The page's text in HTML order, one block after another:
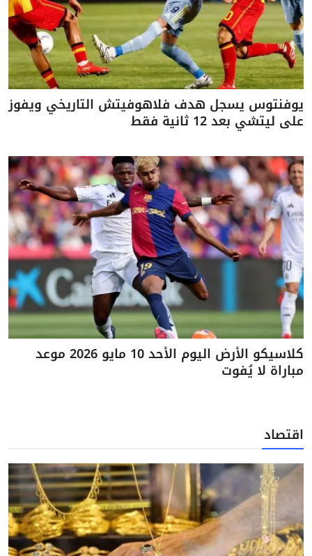
يوفنتوس يسجل هدف فلاهوفيتش التاريخي ويفوز
على ليتشي بعد 12 ثانية فقط
كلاسيكو الأرض اليوم الأحد 10 مايو 2026 موعد
مباراة لا يُفوت
اقتصاد